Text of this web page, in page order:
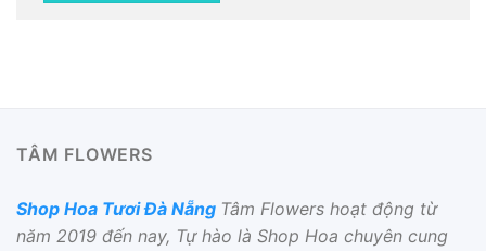
TÂM FLOWERS
Shop Hoa Tươi Đà Nẵng Tâm Flowers hoạt động từ
năm 2019 đến nay, Tự hào là Shop Hoa chuyên cung